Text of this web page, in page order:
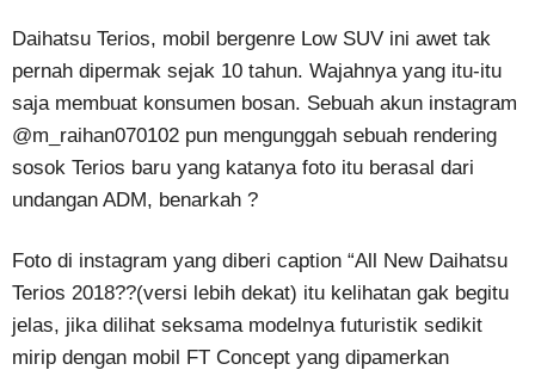
Daihatsu Terios, mobil bergenre Low SUV ini awet tak
pernah dipermak sejak 10 tahun. Wajahnya yang itu-itu
saja membuat konsumen bosan. Sebuah akun instagram
@m_raihan070102 pun mengunggah sebuah rendering
sosok Terios baru yang katanya foto itu berasal dari
undangan ADM, benarkah ?
Foto di instagram yang diberi caption “All New Daihatsu
Terios 2018??(versi lebih dekat) itu kelihatan gak begitu
jelas, jika dilihat seksama modelnya futuristik sedikit
mirip dengan mobil FT Concept yang dipamerkan